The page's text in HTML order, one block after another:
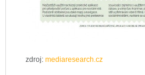
zdroj: mediaresearch.cz